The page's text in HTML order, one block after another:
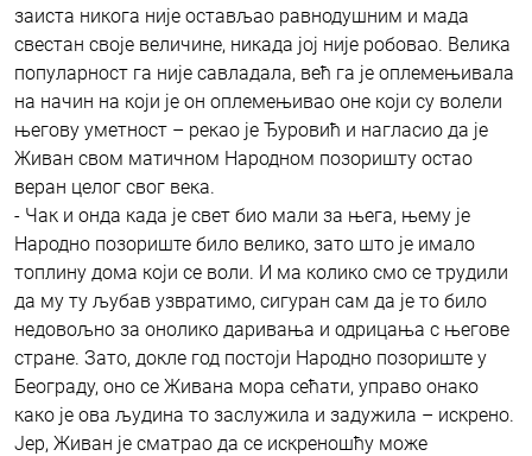
заиста никога није остављао равнодушним и мада
свестан своје величине, никада јој није робовао. Велика
популарност га није савладала, већ га је оплемењивала
на начин на који је он оплемењивао оне који су волели
његову уметност – рекао је Ђуровић и нагласио да је
Живан свом матичном Народном позоришту остао
веран целог свог века.
- Чак и онда када је свет био мали за њега, њему је
Народно позориште било велико, зато што је имало
топлину дома који се воли. И ма колико смо се трудили
да му ту љубав узвратимо, сигуран сам да је то било
недовољно за онолико даривања и одрицања с његове
стране. Зато, докле год постоји Народно позориште у
Београду, оно се Живана мора сећати, управо онако
како је ова људина то заслужила и задужила – искрено.
Јер, Живан је сматрао да се искреношћу може